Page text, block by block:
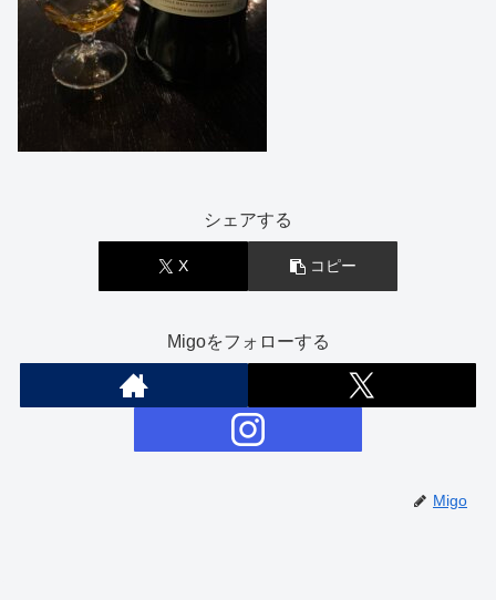
シェアする
X コピー
Migoをフォローする
Migo